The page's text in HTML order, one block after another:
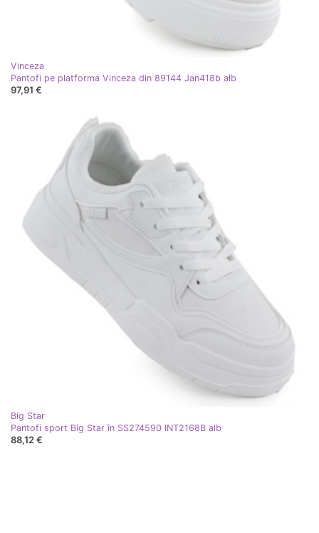
Vinceza
Pantofi pe platforma Vinceza din 89144 Jan418b alb
97,91 €
Big Star
Pantofi sport Big Star în SS274590 INT2168B alb
88,12 €